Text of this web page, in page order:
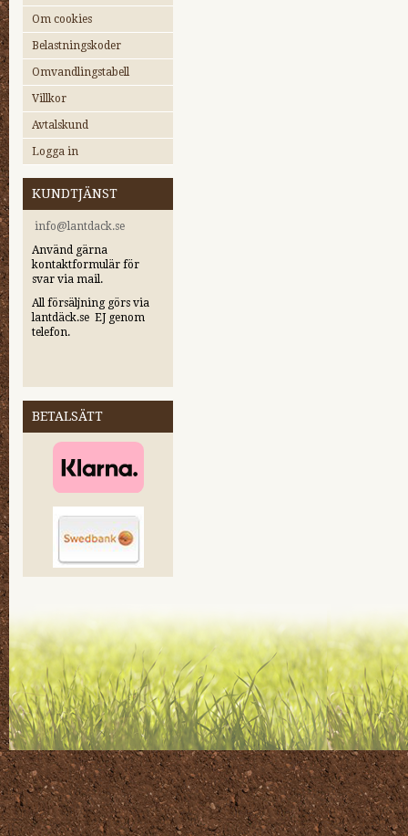
Om cookies
Belastningskoder
Omvandlingstabell
Villkor
Avtalskund
Logga in
KUNDTJÄNST
info@lantdack.se
Använd gärna
kontaktformulär för
svar via mail.
All försäljning görs via
lantdäck.se EJ genom
telefon.
BETALSÄTT